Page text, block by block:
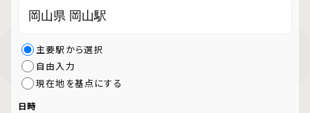
主要駅から選択
自由入力
現在地を基点にする
日時